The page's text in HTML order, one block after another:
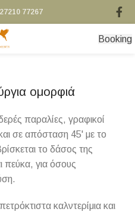
77267
Βooking
ομορφιά
παραλίες, γραφικοί
σε απόσταση 45' με το
το δάσος της
πεύκα, για όσους
καλντερίμια και